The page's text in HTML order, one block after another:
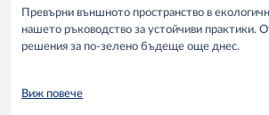
Превърни външното пространство в
нашето ръководство за устойчиви практики.
решения за по-зелено бъдеще още днес.
Виж повече